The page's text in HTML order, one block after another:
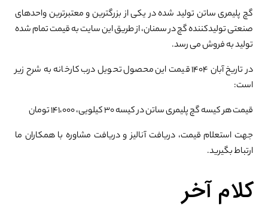
گچ پلیمری ساتن تولید شده در یکی از بزرگترین و معتبرترین واحدهای
صنعتی تولیدکننده گچ در سمنان، از طریق این سایت به قیمت تمام شده
تولید به فروش می رسد.
در تاریخ آبان 1404 قیمت این محصول تحویل درب کارخانه به شرح زیر
است:
قیمت هر کیسه گچ پلیمری ساتن در کیسه 30 کیلویی، 141،000 تومان
جهت استعلام قیمت، دریافت آنالیز و دریافت مشاوره با همکاران ما
ارتباط بگیرید.
کلام آخر